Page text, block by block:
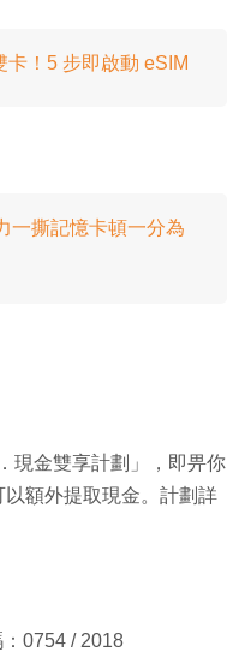
！5 步即啟動 eSIM
一撕記憶卡頓一分為
現金雙享計劃」，即畀你
額外提取現金。計劃詳
0754 / 2018